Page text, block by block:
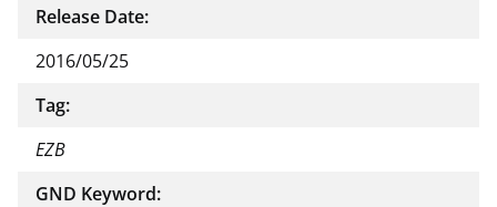
Release Date:
2016/05/25
Tag:
EZB
GND Keyword: